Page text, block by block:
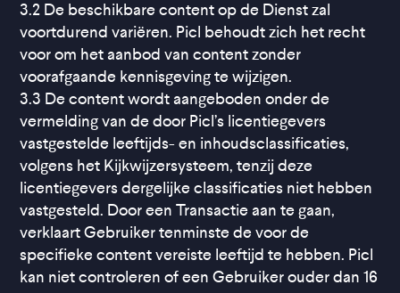
3.2 De beschikbare content op de Dienst zal
voortdurend variëren. Picl behoudt zich het recht
voor om het aanbod van content zonder
voorafgaande kennisgeving te wijzigen.
3.3 De content wordt aangeboden onder de
vermelding van de door Picl’s licentiegevers
vastgestelde leeftijds- en inhoudsclassificaties,
volgens het Kijkwijzersysteem, tenzij deze
licentiegevers dergelijke classificaties niet hebben
vastgesteld. Door een Transactie aan te gaan,
verklaart Gebruiker tenminste de voor de
specifieke content vereiste leeftijd te hebben. Picl
kan niet controleren of een Gebruiker ouder dan 16